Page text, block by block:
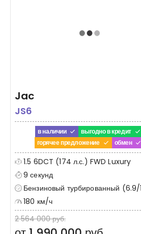
Jac
JS6
в наличии
выгодно в кредит
горячее предложение
обмен
1.5 6DCT (174 л.с.) FWD Luxury
9 секунд
Бензиновый турбированный (6.9/
180 км/ч
2 564 000 руб.